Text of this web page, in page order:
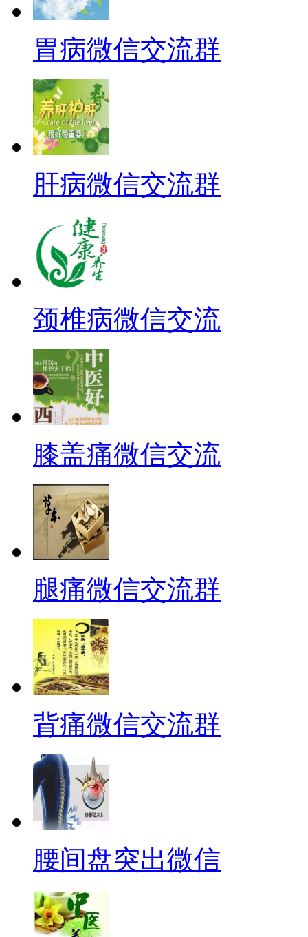
胃病微信交流群
肝病微信交流群
颈椎病微信交流
膝盖痛微信交流
腿痛微信交流群
背痛微信交流群
腰间盘突出微信